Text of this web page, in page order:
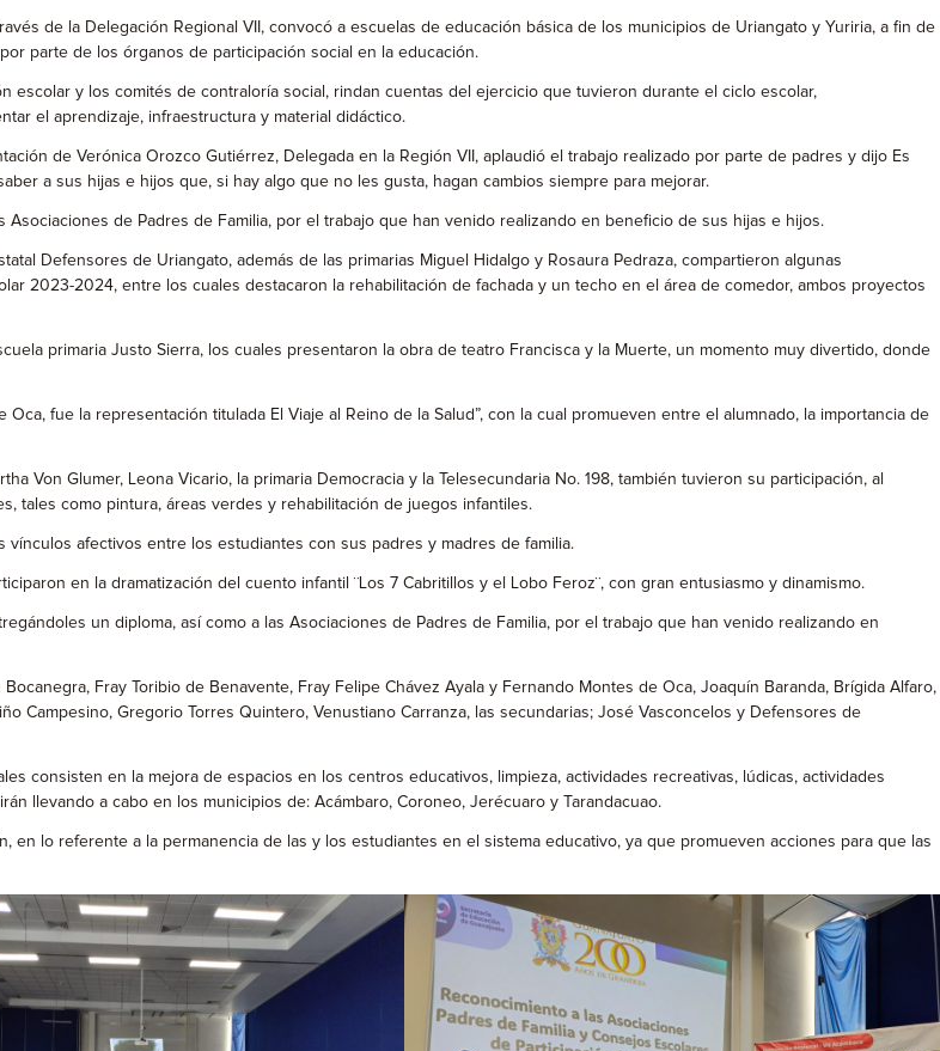
de la Delegación Regional VII, convocó a escuelas de educación básica de los municipios de Uriangato y Yuriria, a fin de
parte de los órganos de participación social en la educación.
y los comités de contraloría social, rindan cuentas del ejercicio que tuvieron durante el ciclo escolar,
el aprendizaje, infraestructura y material didáctico.
de Verónica Orozco Gutiérrez, Delegada en la Región VII, aplaudió el trabajo realizado por parte de padres y dijo Es
a sus hijas e hijos que, si hay algo que no les gusta, hagan cambios siempre para mejorar.
de Padres de Familia, por el trabajo que han venido realizando en beneficio de sus hijas e hijos.
Defensores de Uriangato, además de las primarias Miguel Hidalgo y Rosaura Pedraza, compartieron algunas
2023-2024, entre los cuales destacaron la rehabilitación de fachada y un techo en el área de comedor, ambos proyectos
primaria Justo Sierra, los cuales presentaron la obra de teatro Francisca y la Muerte, un momento muy divertido, donde
fue la representación titulada El Viaje al Reino de la Salud”, con la cual promueven entre el alumnado, la importancia de
Von Glumer, Leona Vicario, la primaria Democracia y la Telesecundaria No. 198, también tuvieron su participación, al
tales como pintura, áreas verdes y rehabilitación de juegos infantiles.
vínculos afectivos entre los estudiantes con sus padres y madres de familia.
en la dramatización del cuento infantil ¨Los 7 Cabritillos y el Lobo Feroz¨, con gran entusiasmo y dinamismo.
un diploma, así como a las Asociaciones de Padres de Familia, por el trabajo que han venido realizando en
Fray Toribio de Benavente, Fray Felipe Chávez Ayala y Fernando Montes de Oca, Joaquín Baranda, Brígida Alfaro,
Campesino, Gregorio Torres Quintero, Venustiano Carranza, las secundarias; José Vasconcelos y Defensores de
consisten en la mejora de espacios en los centros educativos, limpieza, actividades recreativas, lúdicas, actividades
llevando a cabo en los municipios de: Acámbaro, Coroneo, Jerécuaro y Tarandacuao.
en lo referente a la permanencia de las y los estudiantes en el sistema educativo, ya que promueven acciones para que las